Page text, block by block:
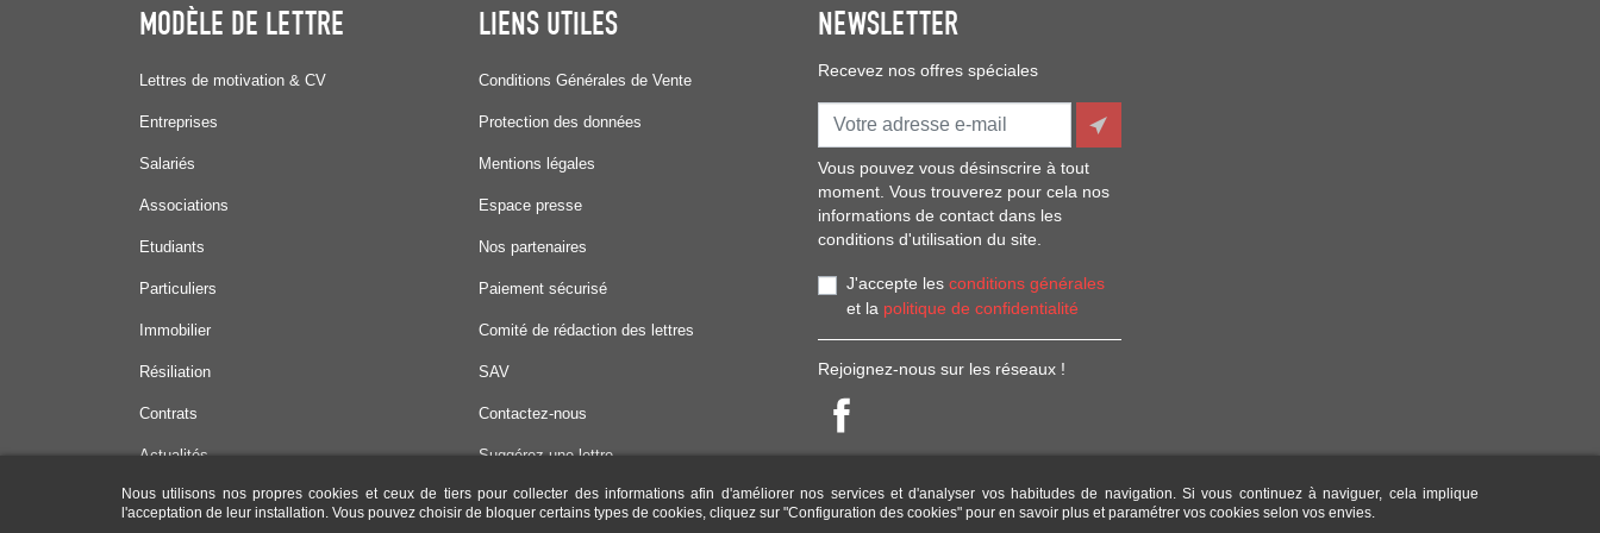
Nous utilisons nos propres cookies et ceux de tiers pour collecter des informations afin d'améliorer nos services et d'analyser vos habitudes de navigation. Si vous continuez à naviguer, cela implique
l'acceptation de leur installation. Vous pouvez choisir de bloquer certains types de cookies, cliquez sur "Configuration des cookies" pour en savoir plus et paramétrer vos cookies selon vos envies.
MODÈLE DE LETTRE
Lettres de motivation & CV
Entreprises
Salariés
Associations
Etudiants
Particuliers
Immobilier
Résiliation
Contrats
Actualités
LIENS UTILES
Conditions Générales de Vente
Protection des données
Mentions légales
Espace presse
Nos partenaires
Paiement sécurisé
Comité de rédaction des lettres
SAV
Contactez-nous
Suggérez une lettre
Offres d'emploi
NEWSLETTER
Recevez nos offres spéciales
Vous pouvez vous désinscrire à tout
moment. Vous trouverez pour cela nos
informations de contact dans les
conditions d'utilisation du site.
J'accepte les conditions générales
et la politique de confidentialité
Rejoignez-nous sur les réseaux !